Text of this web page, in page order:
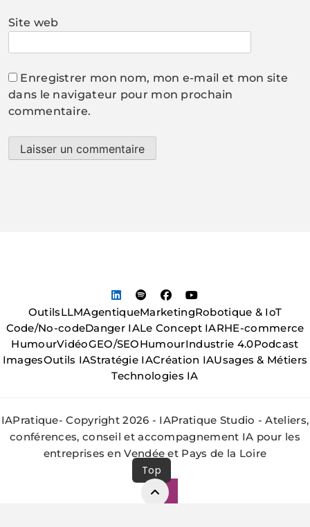
Site web
Enregistrer mon nom, mon e-mail et mon site
dans le navigateur pour mon prochain
commentaire.
OutilsLLMAgentiqueMarketingRobotique & IoT
Code/No-codeDanger IALe Concept IARHE-commerce
HumourVidéoGEO/SEOHumourIndustrie 4.0Podcast
ImagesOutils IAStratégie IACréation IAUsages & Métiers
Technologies IA
IAPratique- Copyright 2026 - IAPratique Studio - Ateliers,
conférences, conseil et accompagnement IA pour les
entreprises en Vendée et Pays de la Loire
Top